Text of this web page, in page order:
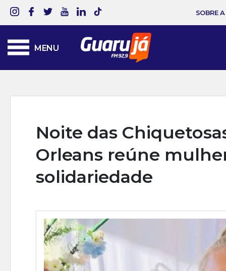
SOBRE
MENU
Noite das
Orleans reúne
solidariedade